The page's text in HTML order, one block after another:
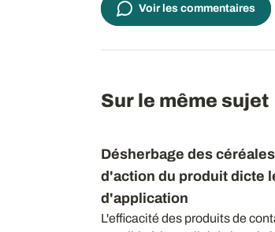
Voir les commentaires
Sur le même sujet
Désherbage des
d'action du produit dicte
d'application
L'efficacité des produits de